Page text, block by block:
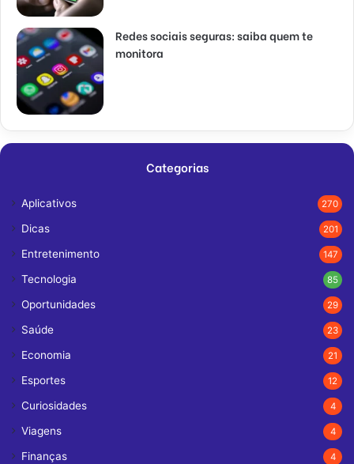
Redes sociais seguras: saiba quem te
monitora
Categorias
Aplicativos 270
Dicas 201
Entretenimento 147
Tecnologia 85
Oportunidades 29
Saúde 23
Economia 21
Esportes 12
Curiosidades 4
Viagens 4
Finanças 4